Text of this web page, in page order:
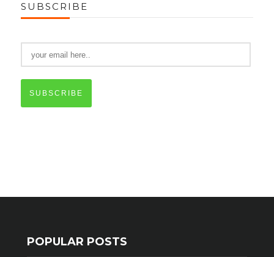
SUBSCRIBE
SUBSCRIBE
POPULAR POSTS